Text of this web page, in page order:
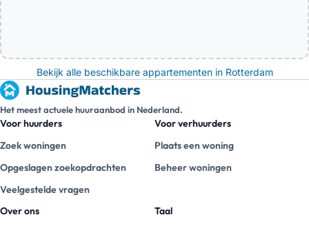
Bekijk alle beschikbare appartementen in Rotterdam
Het meest actuele huuraanbod in Nederland.
Voor huurders
Zoek woningen
Opgeslagen zoekopdrachten
Veelgestelde vragen
Voor verhuurders
Plaats een woning
Beheer woningen
Over ons Taal